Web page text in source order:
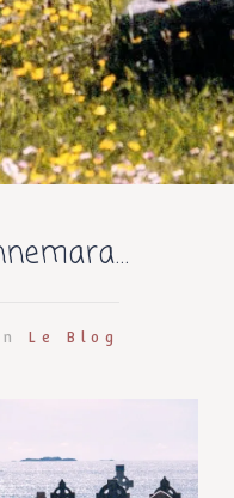
Le Blog